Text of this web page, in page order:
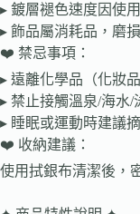
▸ 鍍層褪色速度因使
▸ 飾品屬消耗品，磨
❤️ 禁忌事項：
▸ 遠離化學品（化妝
▸ 禁止接觸溫泉/海水
▸ 睡眠或運動時建議
❤️ 收納建議：
使用拭銀布清潔後，